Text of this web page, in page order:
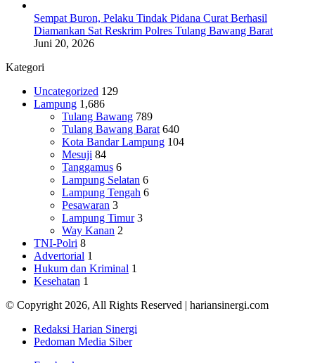
Sempat Buron, Pelaku Tindak Pidana Curat Berhasil
Diamankan Sat Reskrim Polres Tulang Bawang Barat
Juni 20, 2026
Kategori
Uncategorized 129
Lampung 1,686
Tulang Bawang 789
Tulang Bawang Barat 640
Kota Bandar Lampung 104
Mesuji 84
Tanggamus 6
Lampung Selatan 6
Lampung Tengah 6
Pesawaran 3
Lampung Timur 3
Way Kanan 2
TNI-Polri 8
Advertorial 1
Hukum dan Kriminal 1
Kesehatan 1
© Copyright 2026, All Rights Reserved | hariansinergi.com
Redaksi Harian Sinergi
Pedoman Media Siber